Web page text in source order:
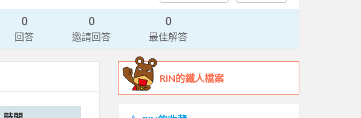
0
回答
0
邀請回答
0
最佳解答
RIN的鐵人檔案